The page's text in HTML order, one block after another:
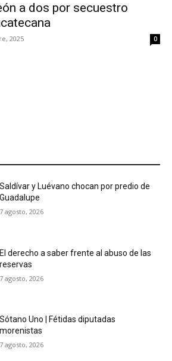
a dos por secuestro
2025 0
Saldívar y Luévano chocan por predio de
Guadalupe
7 agosto, 2026
El derecho a saber frente al abuso de las
reservas
7 agosto, 2026
Sótano Uno | Fétidas diputadas
morenistas
7 agosto, 2026